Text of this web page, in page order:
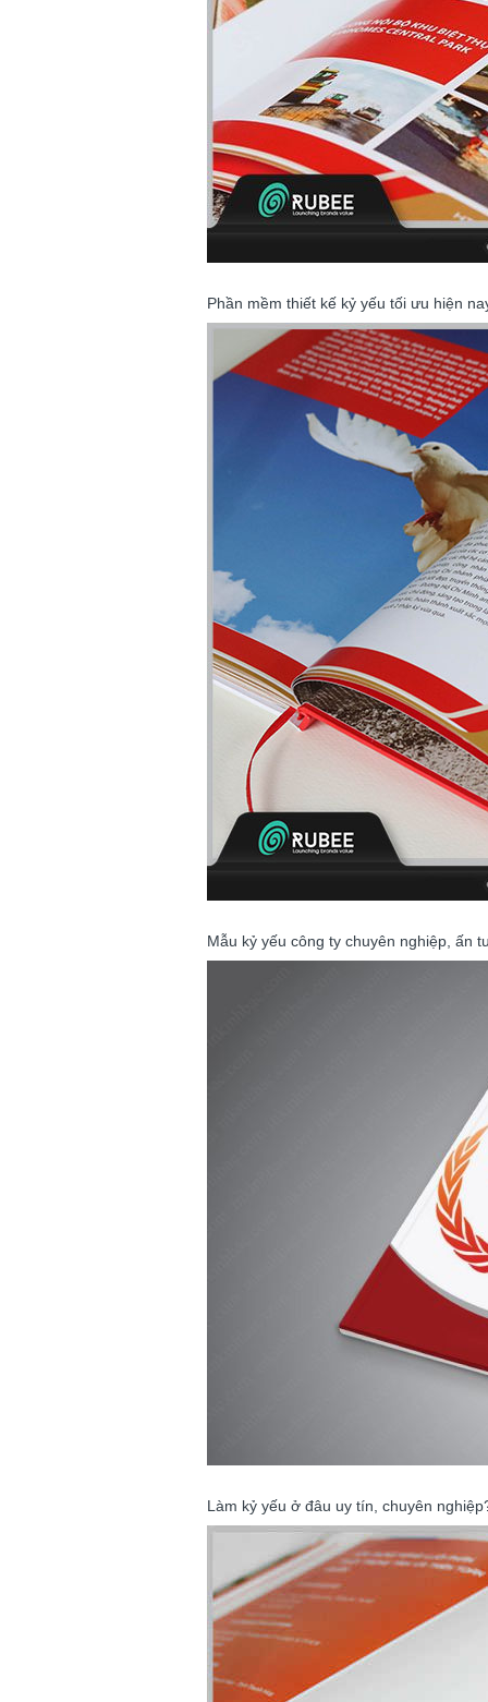
Phần mềm thiết kế kỷ yếu tối ưu hiện
Mẫu kỷ yếu công ty chuyên nghiệp, ấn
Làm kỷ yếu ở đâu uy tín, chuyên